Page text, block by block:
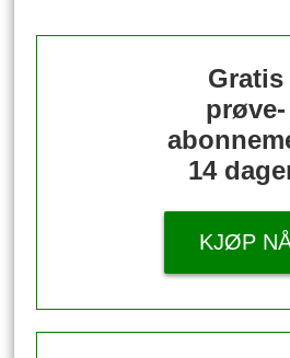
Gratis
prøve-
14
KJØP